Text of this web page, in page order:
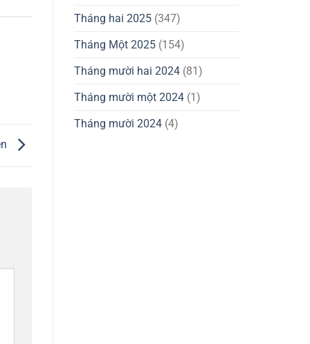
Tháng hai 2025 (347)
Tháng Một 2025 (154)
Tháng mười hai 2024 (81)
Tháng mười một 2024 (1)
Tháng mười 2024 (4)